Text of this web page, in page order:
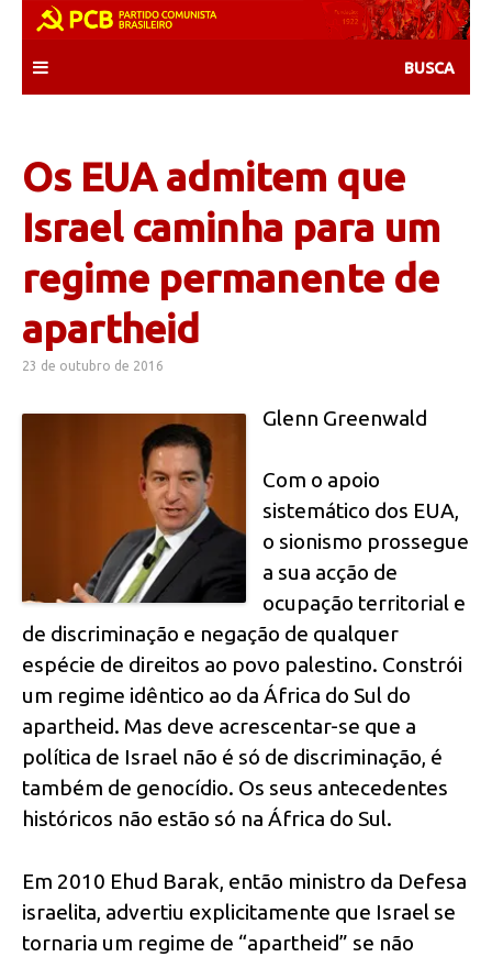
content
Os EUA admitem que
Israel caminha para um
regime permanente de
apartheid
23 de outubro de 2016
Glenn Greenwald
Com o apoio
sistemático dos EUA,
o sionismo prossegue
a sua acção de
ocupação territorial e
de discriminação e negação de qualquer
espécie de direitos ao povo palestino. Constrói
um regime idêntico ao da África do Sul do
apartheid. Mas deve acrescentar-se que a
política de Israel não é só de discriminação, é
também de genocídio. Os seus antecedentes
históricos não estão só na África do Sul.
Em 2010 Ehud Barak, então ministro da Defesa
israelita, advertiu explicitamente que Israel se
tornaria um regime de “apartheid” se não